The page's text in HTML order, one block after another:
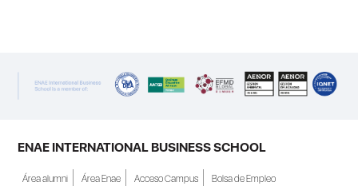
ENAE INTERNATIONAL BUSINESS SCHOOL
Área alumni Área Enae Acceso Campus Bolsa de Empleo